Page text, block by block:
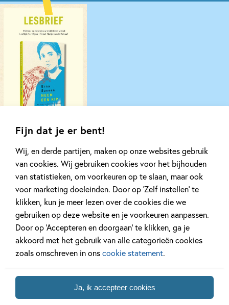
Fijn dat je er bent!
Wij, en derde partijen, maken op onze websites gebruik
van cookies. Wij gebruiken cookies voor het bijhouden
van statistieken, om voorkeuren op te slaan, maar ook
voor marketing doeleinden. Door op ‘Zelf instellen’ te
klikken, kun je meer lezen over de cookies die we
gebruiken op deze website en je voorkeuren aanpassen.
Door op ‘Accepteren en doorgaan’ te klikken, ga je
akkoord met het gebruik van alle categorieën cookies
zoals omschreven in onscookie statement.
Ja, ik accepteer cookies
Gerelateerde artikelen
Yorick Goldewijk schrijft
nieuw boek ‘Albatros’
Nieuws
Interview met
Interview